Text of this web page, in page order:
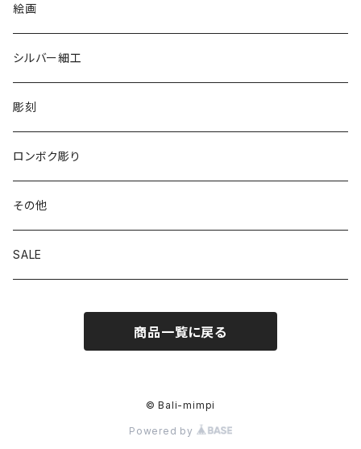
リバーシブル エコバッグ
絵画
シルバー細工
彫刻
ロンボク彫り
その他
SALE
商品一覧に戻る
© Bali-mimpi
Powered by